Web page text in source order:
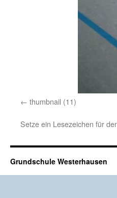
thumbnail (11)
Setze ein Lesezeichen für
Grundschule Westerhausen